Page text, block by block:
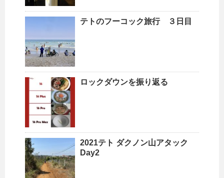
テトのフーコック旅行 ３日目
ロックダウンを振り返る
2021テト ダクノン山アタック
Day2